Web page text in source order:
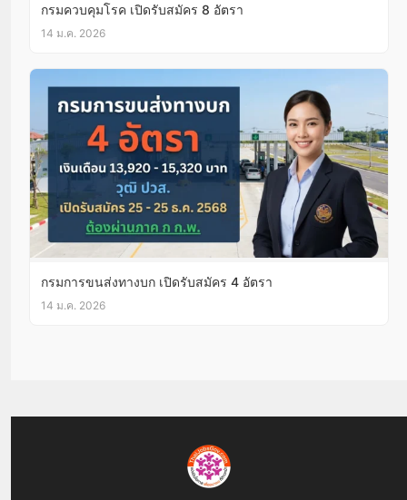
กรมควบคุมโรค เปิดรับสมัคร 8 อัตรา
14 ม.ค. 2026
กรมการขนส่งทางบก เปิดรับสมัคร 4 อัตรา
14 ม.ค. 2026